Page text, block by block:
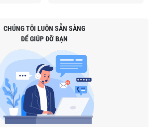
CHÚNG TÔI LUÔN SẴN SÀNG
ĐỂ GIÚP ĐỠ BẠN